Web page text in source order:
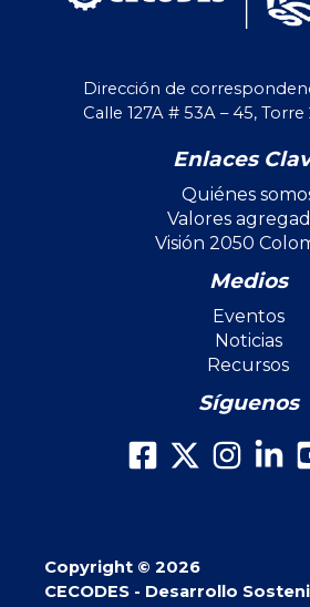
Dirección de
Calle 127A # 53A – 45, Torre
Enlaces
Quiénes
Valores
Visión 2050
Medios
Eventos
Noticias
Recursos
Síguenos
Copyright © 2026
CECODES - Desarrollo